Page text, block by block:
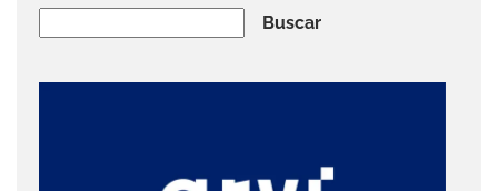
Buscar